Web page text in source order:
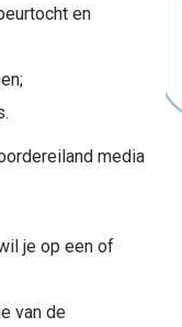
en
media
je op een of
van de